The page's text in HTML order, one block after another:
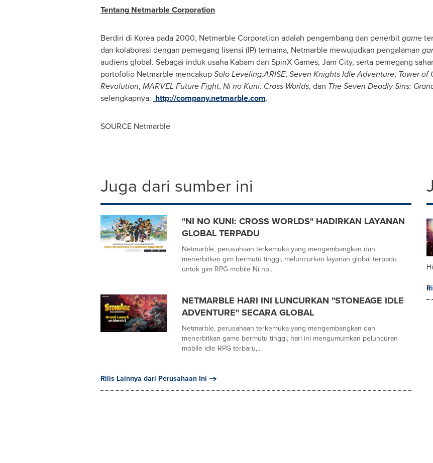
Tentang Netmarble Corporation
Berdiri di Korea pada 2000, Netmarble Corporation adalah pengembang dan penerbitgame
dan kolaborasi dengan pemegang lisensi (IP) ternama, Netmarble mewujudkan pengalaman
audiens global. Sebagai induk usaha Kabam dan SpinX Games, Jam City, serta pemegang
portofolio Netmarble mencakupSolo Leveling:ARISE, Seven Knights Idle Adventure, Tower of
Revolution, MARVEL Future Fight, Ni no Kuni: Cross Worlds, dan The Seven Deadly Sins:
selengkapnya: http://company.netmarble.com.
SOURCE Netmarble
Juga dari sumber ini
"NI NO KUNI: CROSS WORLDS" HADIRKAN LAYANAN
GLOBAL TERPADU
Netmarble, perusahaan terkemuka yang mengembangkan dan
menerbitkan gim bermutu tinggi, meluncurkan layanan global terpadu
untuk gim RPG mobile Ni no...
NETMARBLE HARI INI LUNCURKAN "STONEAGE IDLE
ADVENTURE" SECARA GLOBAL
Netmarble, perusahaan terkemuka yang mengembangkan dan
menerbitkan game bermutu tinggi, hari ini mengumumkan peluncuran
mobile idle RPG terbaru,...
Rilis Lainnya dari Perusahaan Ini